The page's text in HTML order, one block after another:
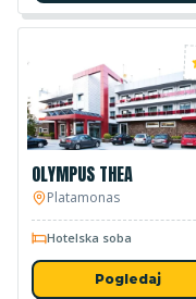
OLYMPUS THEA
Platamonas
Hotelska soba
Pogledaj